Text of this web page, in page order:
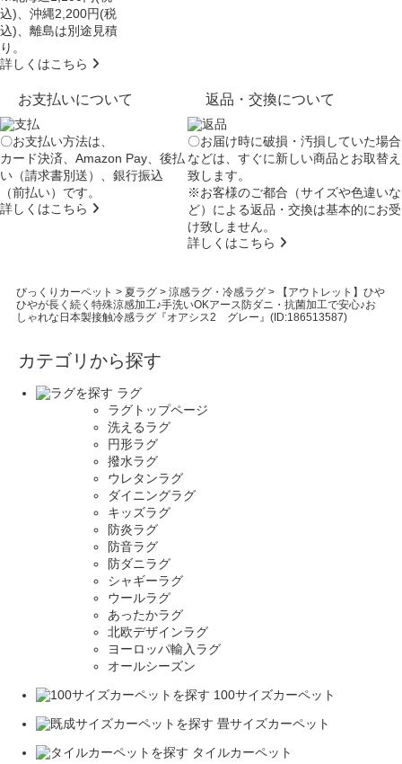
込)、沖縄2,200円(税
込)、離島は別途見積
り。
詳しくはこちら
お支払いについて
〇お支払い方法は、
カード決済、Amazon Pay、後払
い（請求書別送）、銀行振込
（前払い）です。
詳しくはこちら
返品・交換について
〇お届け時に破損・汚損していた場合
などは、すぐに新しい商品とお取替え
致します。
※お客様のご都合（サイズや色違いな
ど）による返品・交換は基本的にお受
け致しません。
詳しくはこちら
びっくりカーペット > 夏ラグ> 涼感ラグ・冷感ラグ>
【アウトレット】ひや
ひやが長く続く特殊涼感加工♪手洗いOKアース防ダニ・抗菌加工で安心♪お
しゃれな日本製接触冷感ラグ『オアシス2 グレー』(ID:186513587)
カテゴリから探す
ラグ
ラグトップページ
洗えるラグ
円形ラグ
撥水ラグ
ウレタンラグ
ダイニングラグ
キッズラグ
防炎ラグ
防音ラグ
防ダニラグ
シャギーラグ
ウールラグ
あったかラグ
北欧デザインラグ
ヨーロッパ輸入ラグ
オールシーズン
100サイズカーペット
畳サイズカーペット
タイルカーペット